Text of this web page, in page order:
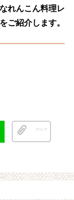
れんこん料理レ
ご紹介します。
クリップ